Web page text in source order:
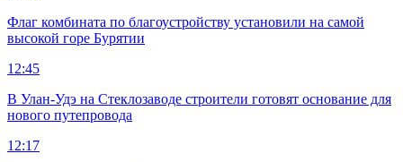
Флаг комбината по благоустройству установили на самой
высокой горе Бурятии
12:45
В Улан-Удэ на Стеклозаводе строители готовят основание для
нового путепровода
12:17